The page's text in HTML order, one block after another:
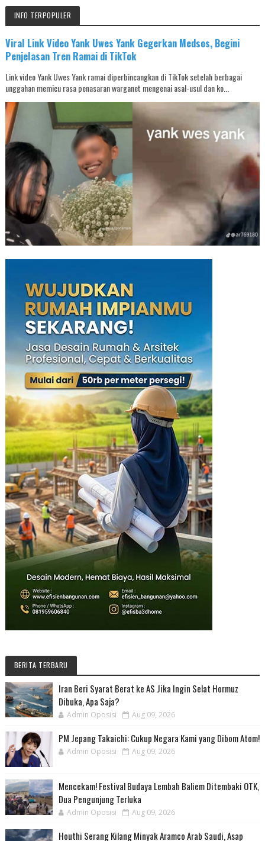
INFO TERPOPULER
Viral Link Video Yank Uwes Yank Gegerkan Medsos, Begini
Penjelasan Tren Ramai di TikTok
Link video Yank Uwes Yank ramai diperbincangkan di TikTok setelah berbagai
unggahan memicu rasa penasaran warganet mengenai asal-usul dan ko...
BERITA TERBARU
Iran Beri Syarat Berat ke AS Jika Ingin Selat Hormuz
Dibuka, Apa Saja?
Admin Oposisi Aug 09, 2026
PM Jepang Takaichi: Cukup Negara Kami yang Dibom Atom!
Admin Oposisi Aug 09, 2026
Mencekam! Festival Budaya Lembah Baliem Ditembaki OTK,
Dua Pengunjung Terluka
Admin Oposisi Aug 09, 2026
Houthi Serang Kilang Minyak Aramco Arab Saudi, Asap